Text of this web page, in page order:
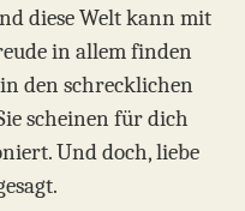
diese Welt kann mit
in allem finden
den schrecklichen
scheinen für dich
Und doch, liebe